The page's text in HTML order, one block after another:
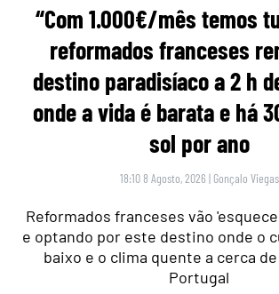
“Com 1.000€/mês temos
reformados franceses
destino paradisíaco a 2 h
onde a vida é barata e há
sol por ano
18:10 8 Agosto, 2026 | Gonçalo Viegas
Reformados franceses vão
e optando por este destino onde o
baixo e o clima quente a cerca
Portugal